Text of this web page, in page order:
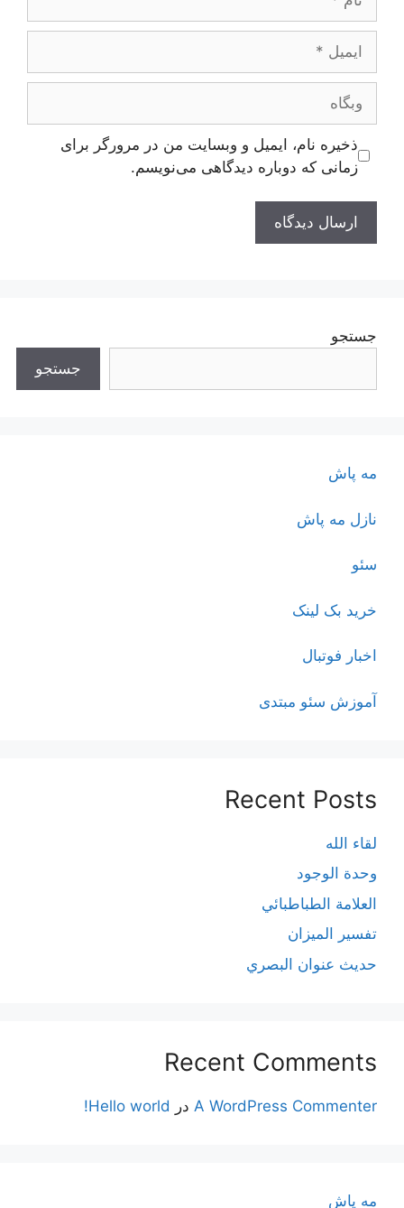
وبگاه
ذخیره نام، ایمیل و وبسایت من در مرورگر برای
زمانی که دوباره دیدگاهی می‌نویسم.
جستجو
جستجو
مه پاش
نازل مه پاش
سئو
خرید بک لینک
اخبار فوتبال
آموزش سئو مبتدی
Recent Posts
لقاء الله
وحدة الوجود
العلامة الطباطبائي
تفسير الميزان
حديث عنوان البصري
Recent Comments
A WordPress Commenter در Hello world!
مه پاش